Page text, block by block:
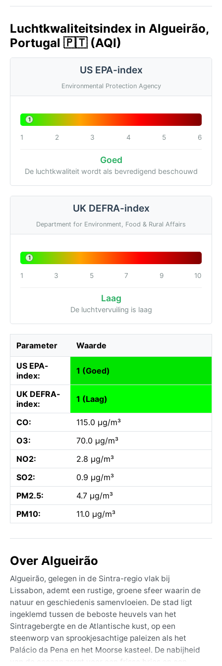
Luchtkwaliteitsindex in Algueirão,
Portugal 🇵🇹 (AQI)
US EPA-index
Environmental Protection Agency
1
1 2 3 4 5 6
Goed
De luchtkwaliteit wordt als bevredigend beschouwd
UK DEFRA-index
Department for Environment, Food & Rural Affairs
1
1 3 5 7 9 10
Laag
De luchtvervuiling is laag
Parameter Waarde
US EPA-
index:
1 (Goed)
UK DEFRA-
index:
1 (Laag)
CO:
115.0 µg/m³
O3:
70.0 µg/m³
NO2:
2.8 µg/m³
SO2:
0.9 µg/m³
PM2.5:
4.7 µg/m³
PM10:
11.0 µg/m³
Over Algueirão
Algueirão, gelegen in de Sintra-regio vlak bij
Lissabon, ademt een rustige, groene sfeer waarin de
natuur en geschiedenis samenvloeien. De stad ligt
ingeklemd tussen de beboste heuvels van het
Sintragebergte en de Atlantische kust, op een
steenworp van sprookjesachtige paleizen als het
Palácio da Pena en het Moorse kasteel. De nabijheid
van de oceaan zorgt voor een frisse bries en een